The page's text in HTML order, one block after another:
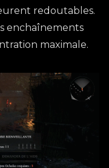
redoutables.
enchaînements
maximale.